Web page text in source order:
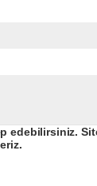
edebilirsiniz.